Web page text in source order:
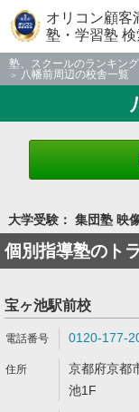
オリコン顧客
塾・学習塾 検
塾、スクールのランキン
八幡前周辺の校舎一覧
大学受験： 集団塾 映
個別指導塾のト
宝ヶ池駅前校
0120-177-
京都府京都
池1F